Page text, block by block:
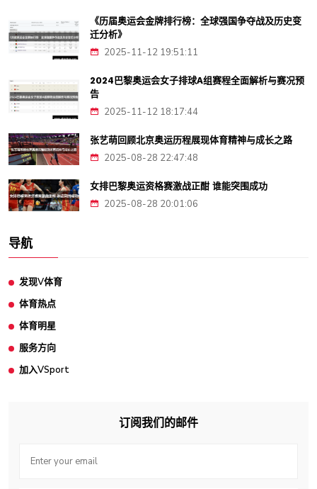
《历届奥运会金牌排行榜：全球强国争夺战及历史变
迁分析》
2025-11-12 19:51:11
2024巴黎奥运会女子排球A组赛程全面解析与赛况预
告
2025-11-12 18:17:44
张艺萌回顾北京奥运历程展现体育精神与成长之路
2025-08-28 22:47:48
女排巴黎奥运资格赛激战正酣 谁能突围成功
2025-08-28 20:01:06
导航
发现V体育
体育热点
体育明星
服务方向
加入VSport
订阅我们的邮件